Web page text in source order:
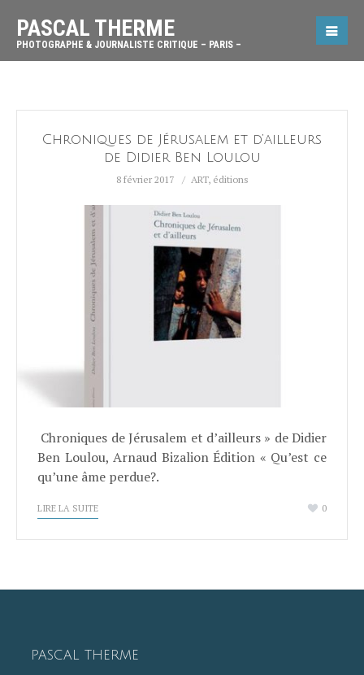
PASCAL THERME
PHOTOGRAPHE & JOURNALISTE CRITIQUE – PARIS –
Chroniques de Jérusalem et d’ailleurs
de Didier Ben Loulou
8 février 2017 ART, éditions
Chroniques de Jérusalem et d’ailleurs » de Didier
Ben Loulou, Arnaud Bizalion Édition « Qu’est ce
qu’une âme perdue?.
LIRE LA SUITE 0
PASCAL THERME